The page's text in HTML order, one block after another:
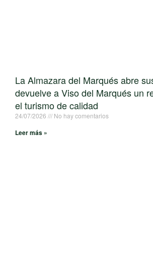
La Almazara del Marqués abre
devuelve a Viso del Marqués un
el turismo de calidad
24/07/2026 No hay comentarios
Leer más »